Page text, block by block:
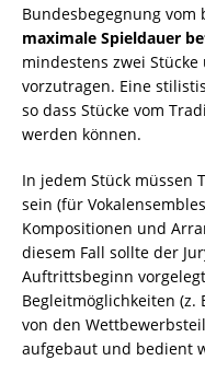
Bundesbegegnung
maximale Spieldauer
mindestens zwei
vorzutragen. Eine
so dass Stücke vom
werden können.
In jedem Stück müssen
sein (für
Kompositionen und
diesem Fall sollte der
Auftrittsbeginn
Begleitmöglichkeiten (z.
von den
aufgebaut und bedient